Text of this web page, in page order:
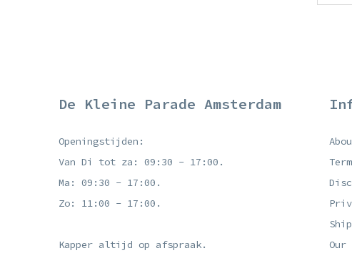
De Kleine Parade Amsterdam
Openingstijden:
Van Di tot za: 09:30 - 17:00.
Ma: 09:30 - 17:00.
Zo: 11:00 - 17:00.
Kapper altijd op afspraak.
Our